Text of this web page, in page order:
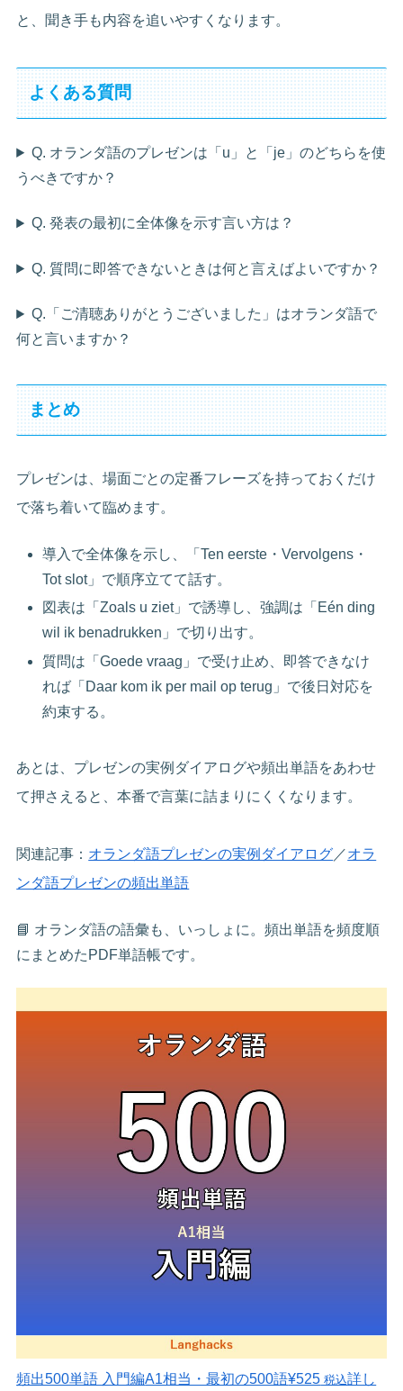
と、聞き手も内容を追いやすくなります。
よくある質問
Q. オランダ語のプレゼンは「u」と「je」のどちらを使
うべきですか？
Q. 発表の最初に全体像を示す言い方は？
Q. 質問に即答できないときは何と言えばよいですか？
Q.「ご清聴ありがとうございました」はオランダ語で
何と言いますか？
まとめ
プレゼンは、場面ごとの定番フレーズを持っておくだけ
で落ち着いて臨めます。
導入で全体像を示し、「Ten eerste・Vervolgens・
Tot slot」で順序立てて話す。
図表は「Zoals u ziet」で誘導し、強調は「Eén ding
wil ik benadrukken」で切り出す。
質問は「Goede vraag」で受け止め、即答できなけ
れば「Daar kom ik per mail op terug」で後日対応を
約束する。
あとは、プレゼンの実例ダイアログや頻出単語をあわせ
て押さえると、本番で言葉に詰まりにくくなります。
関連記事： オランダ語プレゼンの実例ダイアログ ／オラ
ンダ語プレゼンの頻出単語
📘 オランダ語の語彙も、いっしょに。頻出単語を頻度順
にまとめたPDF単語帳です。
頻出500単語 入門編A1相当・最初の500語¥525 税込詳し